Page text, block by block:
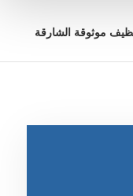
موثوقة الشارقة